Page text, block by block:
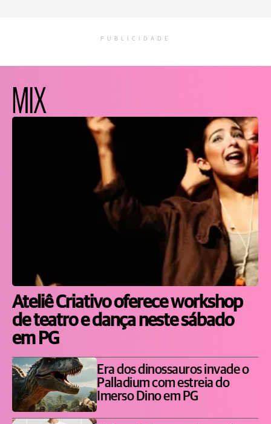
PUBLICIDADE
MIX
Ateliê Criativo oferece workshop
de teatro e dança neste sábado
em PG
Era dos dinossauros invade o
Palladium com estreia do
Imerso Dino em PG